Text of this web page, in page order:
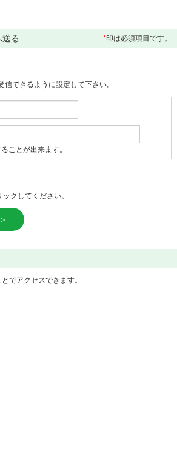
る *印は必須項目です。
できるように設定して下さい。
ことが出来ます。
クしてください。
でアクセスできます。